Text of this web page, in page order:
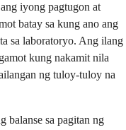
iyong pagtugon at
batay sa kung ano ang
sa laboratoryo. Ang ilang
kung nakamit nila
ng tuloy-tuloy na
balanse sa pagitan ng